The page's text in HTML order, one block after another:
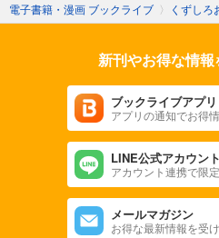
電子書籍・漫画 ブックライブ 〉 くずしろ
新刊やお得な情報
ブックライブアプリ
アプリの通知でお得
LINE公式アカウント
アカウント連携で限
メールマガジン
お得な最新情報を受